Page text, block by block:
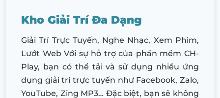
Kho Giải Trí Đa Dạng
Giải Trí Trực Tuyến, Nghe Nhạc, Xem Phim,
Lướt Web Với sự hỗ trợ của phần mềm CH-
Play, bạn có thể tải và sử dụng nhiều ứng
dụng giải trí trực tuyến như Facebook, Zalo,
YouTube, Zing MP3… Đặc biệt, bạn sẽ không